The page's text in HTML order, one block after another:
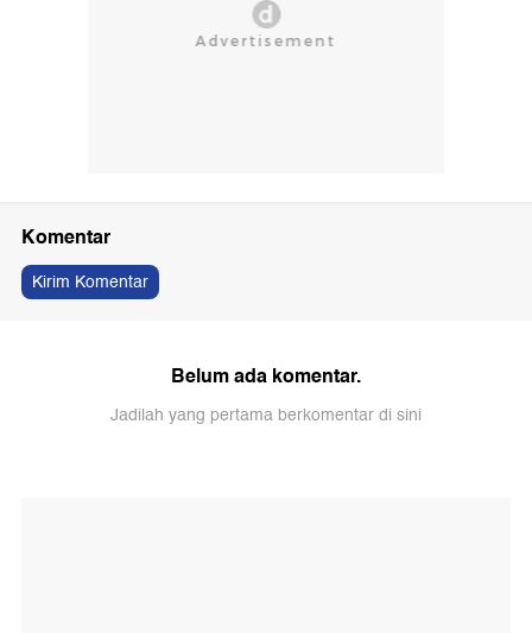
Komentar
Kirim Komentar
Belum ada komentar.
Jadilah yang pertama berkomentar di sini